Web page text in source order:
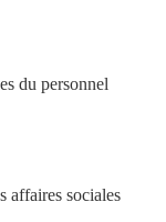
du personnel
affaires sociales